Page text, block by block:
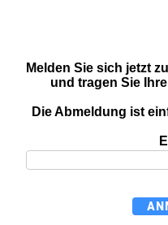
Melden Sie sich jetzt
und tragen Sie
Die Abmeldung ist